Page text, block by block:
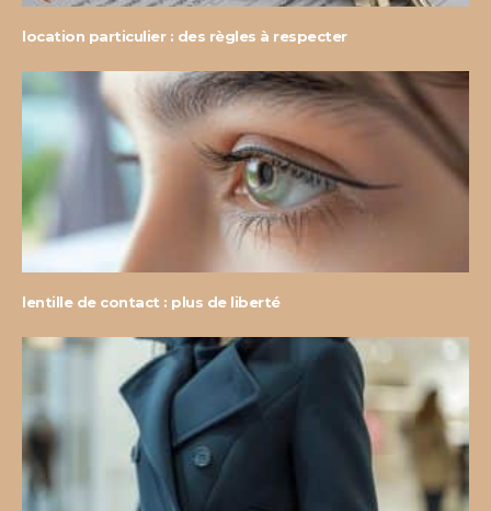
location particulier : des règles à respecter
lentille de contact : plus de liberté